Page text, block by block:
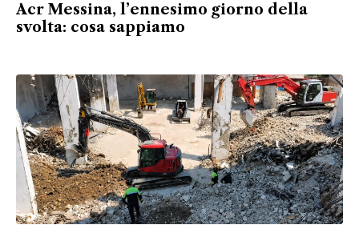
Acr Messina, l’ennesimo giorno della
svolta: cosa sappiamo